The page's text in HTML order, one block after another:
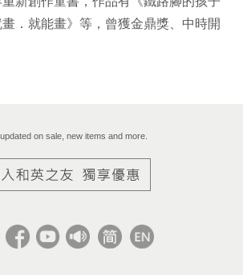
．就能畫》等，曾獲金鼎獎、中時開
on sale, new items and more.